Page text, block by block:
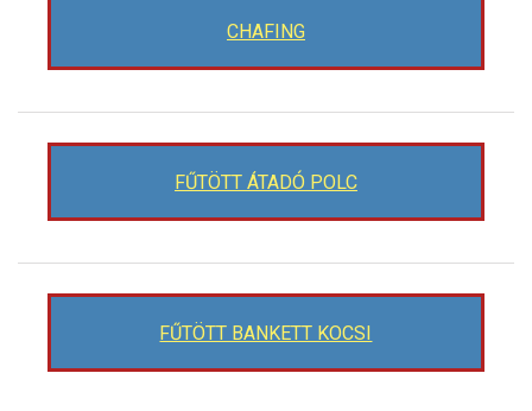
CHAFING
FŰTÖTT ÁTADÓ POLC
FŰTÖTT BANKETT KOCSI